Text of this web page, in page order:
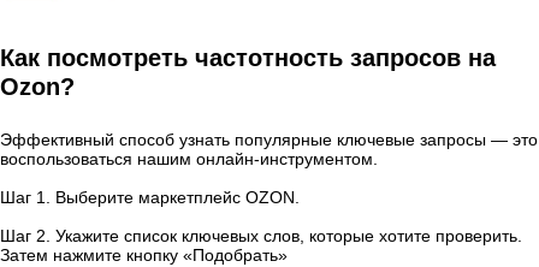
Как посмотреть частотность запросов на
Ozon?
Эффективный способ узнать популярные ключевые запросы — это
воспользоваться нашим онлайн-инструментом.
Шаг 1. Выберите маркетплейс OZON.
Шаг 2. Укажите список ключевых слов, которые хотите проверить.
Затем нажмите кнопку «Подобрать»